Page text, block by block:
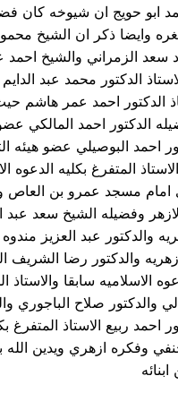
ابو حويج ان شيوخه كان
وايضا ذكر ان الشيخ
سعد الزمراني والشيخ
الدكتور محمد عبد
الدكتور احمد عمر هاشم
الدكتور احمد المالكي
احمد البوصيلي عضو هيئه
المتفرغ بكليه الدعوه
امام مسجد عمرو بن
وفضيله الشيخ سعد عبد
والدكتور عبد العزيز
والدكتور رضا
الاسلاميه سابقا
والدكتور صلاح الباجوري
احمد ربيع الاستاذ
وفكره ازهري ويدين الله